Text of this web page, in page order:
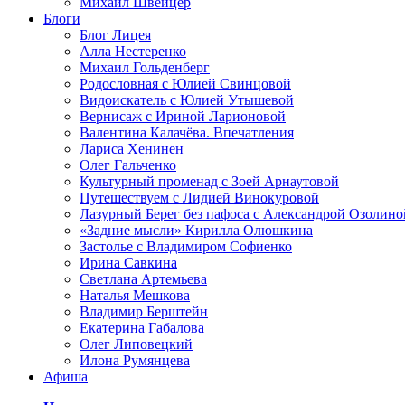
Блоги
Блог Лицея
Алла Нестеренко
Михаил Гольденберг
Родословная с Юлией Свинцовой
Видоискатель с Юлией Утышевой
Вернисаж с Ириной Ларионовой
Валентина Калачёва. Впечатления
Лариса Хенинен
Олег Гальченко
Культурный променад с Зоей Арнаутовой
Путешествуем с Лидией Винокуровой
Лазурный Берег без пафоса с Александрой
«Задние мысли» Кирилла Олюшкина
Застолье с Владимиром Софиенко
Ирина Савкина
Светлана Артемьева
Наталья Мешкова
Владимир Берштейн
Екатерина Габалова
Олег Липовецкий
Илона Румянцева
Афиша